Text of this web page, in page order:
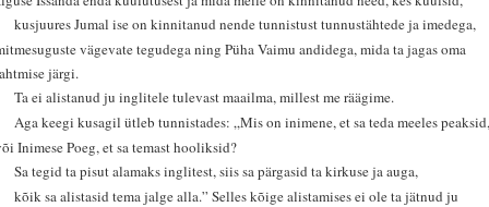
kusjuures Jumal ise on kinnitanud nende tunnistust tunnustähtede ja imedega,
vägevate tegudega ning Püha Vaimu andidega, mida ta jagas oma
järgi.
Ta ei alistanud ju inglitele tulevast maailma, millest me räägime.
Aga keegi kusagil ütleb tunnistades: „Mis on inimene, et sa teda meeles
Inimese Poeg, et sa temast hooliksid?
Sa tegid ta pisut alamaks inglitest, siis sa pärgasid ta kirkuse ja auga,
kõik sa alistasid tema jalge alla.” Selles kõige alistamises ei ole ta jätnud ju